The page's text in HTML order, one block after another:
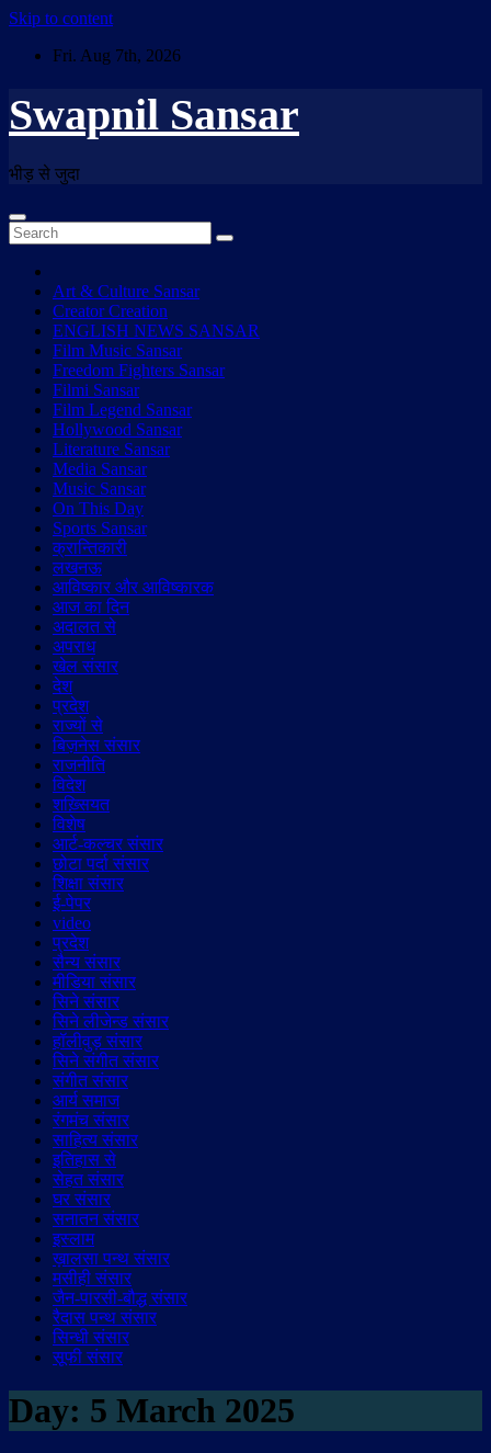
Skip to content
Fri. Aug 7th, 2026
Swapnil Sansar
भीड़ से जुदा
Art & Culture Sansar
Creator Creation
ENGLISH NEWS SANSAR
Film Music Sansar
Freedom Fighters Sansar
Filmi Sansar
Film Legend Sansar
Hollywood Sansar
Literature Sansar
Media Sansar
Music Sansar
On This Day
Sports Sansar
क्रान्तिकारी
लखनऊ
आविष्कार और आविष्कारक
आज का दिन
अदालत से
अपराध
खेल संसार
देश
प्रदेश
राज्यों से
बिज़नेस संसार
राजनीति
विदेश
शख़्सियत
विशेष
आर्ट-कल्चर संसार
छोटा पर्दा संसार
शिक्षा संसार
ई-पेपर
video
प्रदेश
सैन्य संसार
मीडिया संसार
सिने संसार
सिने लीजेन्ड संसार
हॉलीवुड़ संसार
सिने संगीत संसार
संगीत संसार
आर्य समाज
रंगमंच संसार
साहित्य संसार
इतिहास से
सेहत संसार
घर संसार
सनातन संसार
इस्लाम
ख़ालसा पन्थ संसार
मसीही संसार
जैन-पारसी-बौद्ध संसार
रैदास पन्थ संसार
सिन्धी संसार
सूफी संसार
Day: 5 March 2025